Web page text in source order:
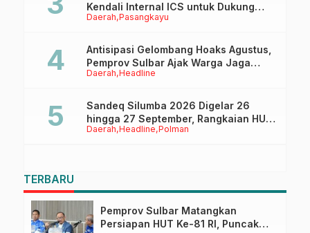
Daerah Pasangkayu
Kendali Internal ICS untuk Dukung
Sertifikasi ISPO Pekebun di
Daerah Headline
Antisipasi Gelombang Hoaks Agustus,
Pemprov Sulbar Ajak Warga Jaga
Ruang Digital
Daerah Headline Polman
Sandeq Silumba 2026 Digelar 26
hingga 27 September, Rangkaian HUT
Sulbar
TERBARU
Pemprov Sulbar Matangkan
Persiapan HUT Ke-81 RI, Puncak